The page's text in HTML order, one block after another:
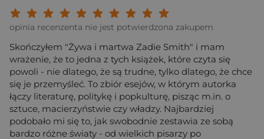
Twoja ocena:
Twoja ocena: Wybitna 9/
Twoja ocena: Rewelacyjna 8/
Twoja ocena: Bardzo dobra 7/10"
Twoja ocena: Dobra 6/10"
Twoja ocena: Przeciętna 5/10"
Twoja ocena: Może być 4/10"
Twoja ocena: Słaba 3/10"
Twoja ocena: Bardzo słaba 2/10"
Twoja ocena: Beznadziejna 1/10"
opinia recenzenta nie jest potwierdzona zakupem
Skończyłem "Żywa i martwa Zadie Smith" i mam
wrażenie, że to jedna z tych książek, które czyta się
powoli - nie dlatego, że są trudne, tylko dlatego, że chce
się je przemyśleć. To zbiór esejów, w którym autorka
łączy literaturę, politykę i popkulturę, pisząc m.in. o
sztuce, macierzyństwie czy władzy. Najbardziej
podobało mi się to, jak swobodnie zestawia ze sobą
bardzo różne światy - od wielkich pisarzy po